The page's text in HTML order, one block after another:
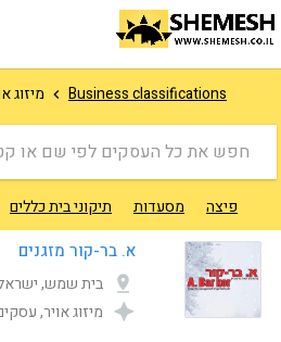
Business classifications מיזוג
חפש את כל העסקים לפי שם או
פיצה מסעדות תיקוני בית כללים
א. בר-קור מזגנים
בית שמש,